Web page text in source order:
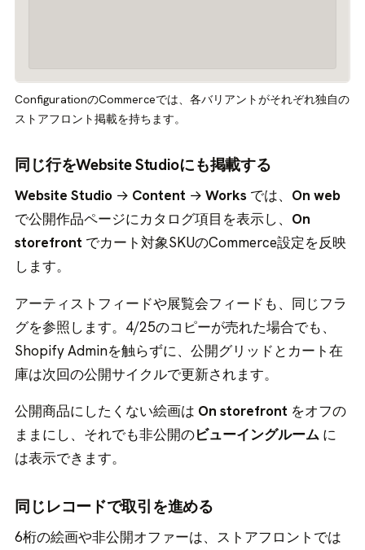
ConfigurationのCommerceでは、各バリアントがそれぞれ独自の
ストアフロント掲載を持ちます。
同じ行をWebsite Studioにも掲載する
Website Studio → Content →Works では、 On web
で公開作品ページにカタログ項目を表示し、 On
storefront でカート対象SKUのCommerce設定を反映
します。
アーティストフィードや展覧会フィードも、同じフラ
グを参照します。4/25のコピーが売れた場合でも、
Shopify Adminを触らずに、公開グリッドとカート在
庫は次回の公開サイクルで更新されます。
公開商品にしたくない絵画は On storefront をオフの
ままにし、それでも非公開のビューイングルーム に
は表示できます。
同じレコードで取引を進める
6桁の絵画や非公開オファーは、ストアフロントでは